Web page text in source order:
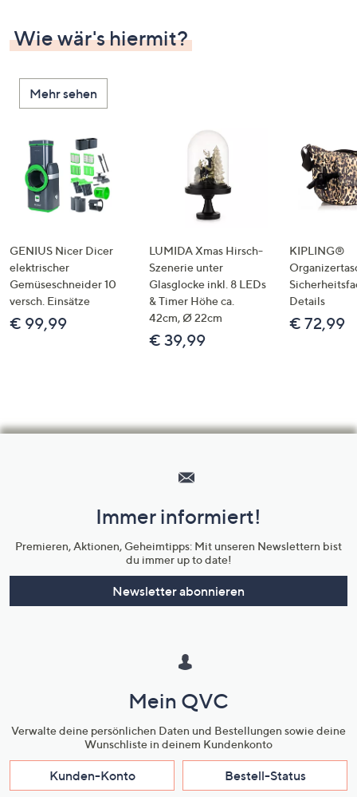
Wie wär's hiermit?
Mehr sehen
GENIUS Nicer Dicer
elektrischer
Gemüseschneider 10
versch. Einsätze
€ 99,99
LUMIDA Xmas Hirsch-
Szenerie unter
Glasglocke inkl. 8 LEDs
& Timer Höhe ca.
42cm, Ø 22cm
€ 39,99
KIPLING®
Details
€ 72,99
Unternehmensinformationen
Immer informiert!
Premieren, Aktionen, Geheimtipps: Mit unseren Newslettern bist
du immer up to date!
Newsletter abonnieren
Mein QVC
Verwalte deine persönlichen Daten und Bestellungen sowie deine
Wunschliste in deinem Kundenkonto
Kunden-Konto Bestell-Status